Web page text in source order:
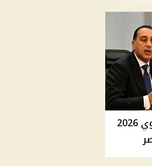
موقف ترحيل إجازة المولد النبوي 2026